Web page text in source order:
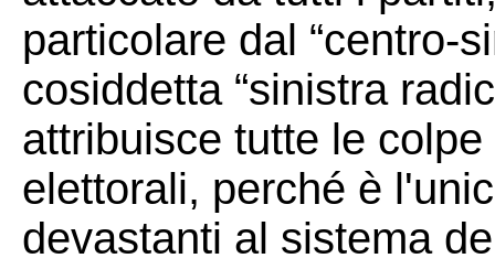
particolare dal “centro-
cosiddetta “sinistra
attribuisce tutte le
elettorali, perché è
devastanti al sistema